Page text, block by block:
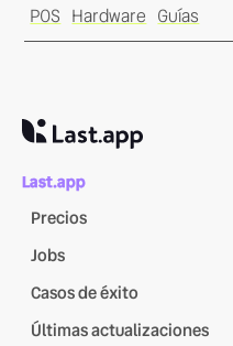
POS Hardware Guías
Last.app
Precios
Jobs
Casos de éxito
Últimas actualizaciones